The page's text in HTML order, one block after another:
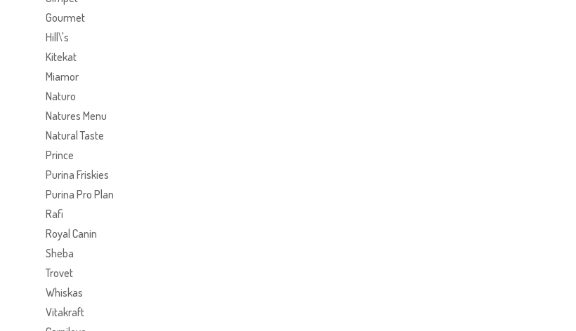
Gourmet
Hill\'s
Kitekat
Miamor
Naturo
Natures Menu
Natural Taste
Prince
Purina Friskies
Purina Pro Plan
Rafi
Royal Canin
Sheba
Trovet
Whiskas
Vitakraft